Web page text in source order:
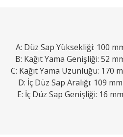
A: Düz Sap Yüksekliği: 100
B: Kağıt Yama Genişliği: 52
C: Kağıt Yama Uzunluğu: 170
D: İç Düz Sap Aralığı: 109 mm
E: İç Düz Sap Genişliği: 16 mm